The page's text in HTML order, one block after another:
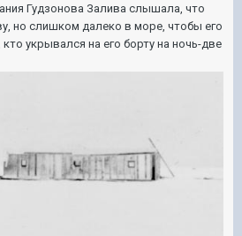
Гудзонова Залива слышала, что
но слишком далеко в море, чтобы его
укрывался на его борту на ночь-две